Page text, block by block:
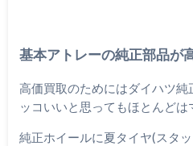
基本アトレーの純正部品が
高価買取のためにはダイハツ純
ッコいいと思ってもほとんどは
純正ホイールに夏タイヤ(スタッ